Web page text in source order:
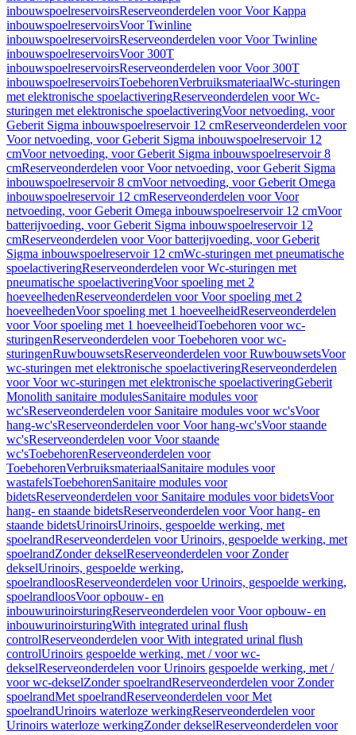
inbouwspoelreservoirsReserveonderdelen voor Voor Kappa
inbouwspoelreservoirsVoor Twinline
inbouwspoelreservoirsReserveonderdelen voor Voor Twinline
inbouwspoelreservoirsVoor 300T
inbouwspoelreservoirsReserveonderdelen voor Voor 300T
inbouwspoelreservoirsToebehorenVerbruiksmateriaalWc-sturingen
met elektronische spoelactiveringReserveonderdelen voor Wc-
sturingen met elektronische spoelactiveringVoor netvoeding, voor
Geberit Sigma inbouwspoelreservoir 12 cmReserveonderdelen voor
Voor netvoeding, voor Geberit Sigma inbouwspoelreservoir 12
cmVoor netvoeding, voor Geberit Sigma inbouwspoelreservoir 8
cmReserveonderdelen voor Voor netvoeding, voor Geberit Sigma
inbouwspoelreservoir 8 cmVoor netvoeding, voor Geberit Omega
inbouwspoelreservoir 12 cmReserveonderdelen voor Voor
netvoeding, voor Geberit Omega inbouwspoelreservoir 12 cmVoor
batterijvoeding, voor Geberit Sigma inbouwspoelreservoir 12
cmReserveonderdelen voor Voor batterijvoeding, voor Geberit
Sigma inbouwspoelreservoir 12 cmWc-sturingen met pneumatische
spoelactiveringReserveonderdelen voor Wc-sturingen met
pneumatische spoelactiveringVoor spoeling met 2
hoeveelhedenReserveonderdelen voor Voor spoeling met 2
hoeveelhedenVoor spoeling met 1 hoeveelheidReserveonderdelen
voor Voor spoeling met 1 hoeveelheidToebehoren voor wc-
sturingenReserveonderdelen voor Toebehoren voor wc-
sturingenRuwbouwsetsReserveonderdelen voor RuwbouwsetsVoor
wc-sturingen met elektronische spoelactiveringReserveonderdelen
voor Voor wc-sturingen met elektronische spoelactiveringGeberit
Monolith sanitaire modulesSanitaire modules voor
wc'sReserveonderdelen voor Sanitaire modules voor wc'sVoor
hang-wc'sReserveonderdelen voor Voor hang-wc'sVoor staande
wc'sReserveonderdelen voor Voor staande
wc'sToebehorenReserveonderdelen voor
ToebehorenVerbruiksmateriaalSanitaire modules voor
wastafelsToebehorenSanitaire modules voor
bidetsReserveonderdelen voor Sanitaire modules voor bidetsVoor
hang- en staande bidetsReserveonderdelen voor Voor hang- en
staande bidetsUrinoirsUrinoirs, gespoelde werking, met
spoelrandReserveonderdelen voor Urinoirs, gespoelde werking, met
spoelrandZonder dekselReserveonderdelen voor Zonder
dekselUrinoirs, gespoelde werking,
spoelrandloosReserveonderdelen voor Urinoirs, gespoelde werking,
spoelrandloosVoor opbouw- en
inbouwurinoirsturingReserveonderdelen voor Voor opbouw- en
inbouwurinoirsturingWith integrated urinal flush
controlReserveonderdelen voor With integrated urinal flush
controlUrinoirs gespoelde werking, met / voor wc-
dekselReserveonderdelen voor Urinoirs gespoelde werking, met /
voor wc-dekselZonder spoelrandReserveonderdelen voor Zonder
spoelrandMet spoelrandReserveonderdelen voor Met
spoelrandUrinoirs waterloze werkingReserveonderdelen voor
Urinoirs waterloze werkingZonder dekselReserveonderdelen voor